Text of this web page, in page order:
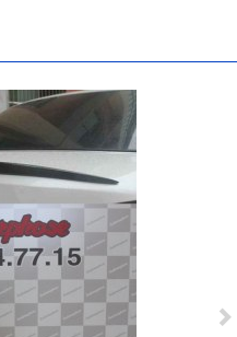
4 Sorties avec
GT & V6